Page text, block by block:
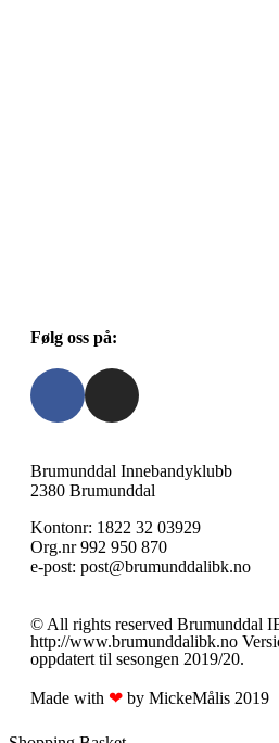
Følg oss på:
Brumunddal Innebandyklubb
2380 Brumunddal
Kontonr: 1822 32 03929
Org.nr 992 950 870
e-post: post@brumunddalibk.no
© All rights reserved Brumunddal
http://www.brumunddalibk.no
oppdatert til sesongen 2019/20.
Made with ❤ by MickeMålis 2019​​